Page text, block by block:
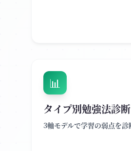
📊
タイプ別勉強法診断
3軸モデルで学習の弱点を